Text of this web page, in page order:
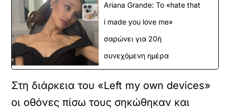
Ariana Grande: Το «hate that
i made you love me»
σαρώνει για 20ή
συνεχόμενη ημέρα
Στη διάρκεια του «Left my own devices»
οι οθόνες πίσω τους σηκώθηκαν και